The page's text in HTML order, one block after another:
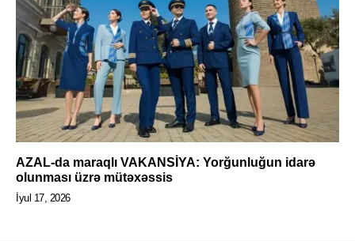
AZAL-da maraqlı VAKANSİYA: Yorğunluğun idarə
olunması üzrə mütəxəssis
İyul 17, 2026